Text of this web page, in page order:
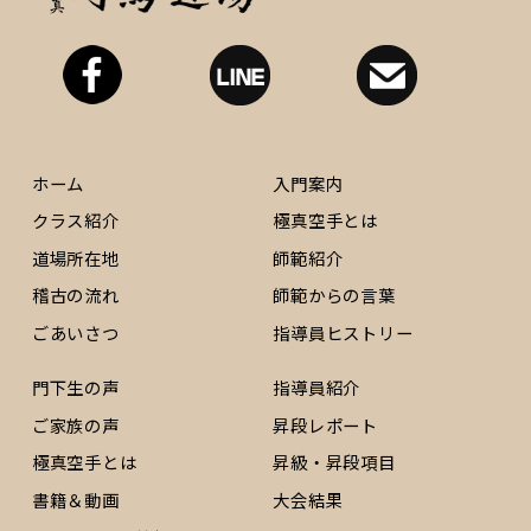
ホーム
クラス紹介
道場所在地
稽古の流れ
ごあいさつ
入門案内
極真空手とは
師範紹介
師範からの言葉
指導員ヒストリー
門下生の声
ご家族の声
極真空手とは
書籍＆動画
指導員紹介
昇段レポート
昇級・昇段項目
大会結果